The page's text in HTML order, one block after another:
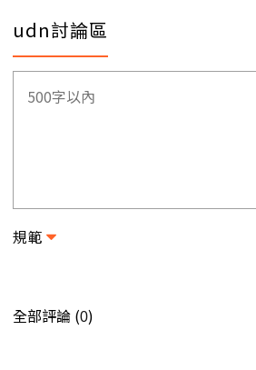
udn討論區
規範
全部評論 (0)